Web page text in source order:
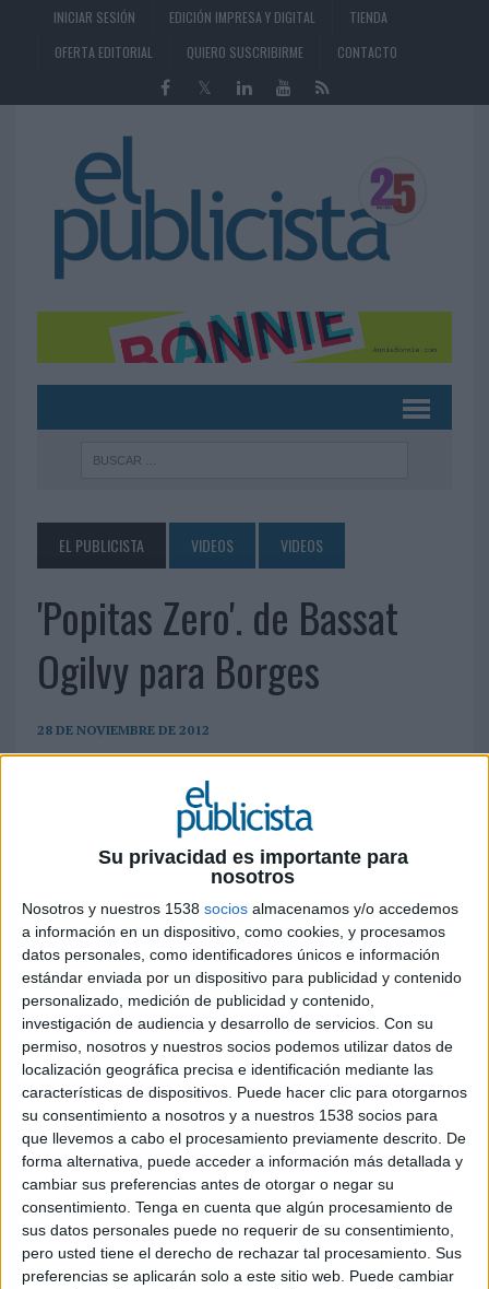
Su privacidad es importante para
nosotros
Nosotros y nuestros 1538 socios almacenamos y/o accedemos
a información en un dispositivo, como cookies, y procesamos
datos personales, como identificadores únicos e información
estándar enviada por un dispositivo para publicidad y contenido
personalizado, medición de publicidad y contenido,
investigación de audiencia y desarrollo de servicios. Con su
permiso, nosotros y nuestros socios podemos utilizar datos de
localización geográfica precisa e identificación mediante las
características de dispositivos. Puede hacer clic para otorgarnos
su consentimiento a nosotros y a nuestros 1538 socios para
que llevemos a cabo el procesamiento previamente descrito. De
forma alternativa, puede acceder a información más detallada y
cambiar sus preferencias antes de otorgar o negar su
consentimiento. Tenga en cuenta que algún procesamiento de
sus datos personales puede no requerir de su consentimiento,
pero usted tiene el derecho de rechazar tal procesamiento. Sus
preferencias se aplicarán solo a este sitio web. Puede cambiar
INICIAR SESIÓN EDICIÓN IMPRESA Y DIGITAL
TIENDA
OFERTA EDITORIAL
QUIERO SUSCRIBIRME CONTACTO
EL PUBLICISTA VIDEOS VIDEOS
'Popitas Zero'. de Bassat
Ogilvy para Borges
28 DE NOVIEMBRE DE 2012
Productora: Propaganda. Realizador: David
Alcalde. Producer: Eva Vázquez.Coordinación:
IMPRIMIR